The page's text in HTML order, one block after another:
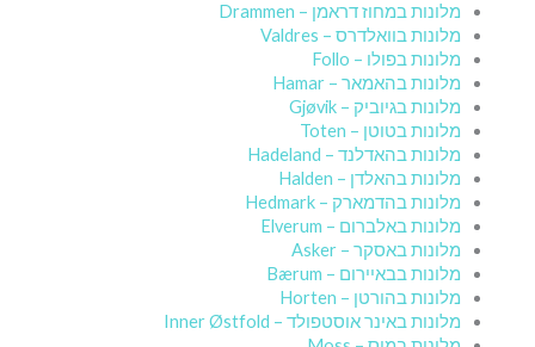
מלונות במחוז דראמן – Drammen
מלונות בוואלדרס – Valdres
מלונות בפולו – Follo
מלונות בהאמאר – Hamar
מלונות בגיוביק – Gjøvik
מלונות בטוטן – Toten
מלונות בהאדלנד – Hadeland
מלונות בהאלדן – Halden
מלונות בהדמארק – Hedmark
מלונות באלברום – Elverum
מלונות באסקר – Asker
מלונות בבאיירום – Bærum
מלונות בהורטן – Horten
מלונות באינר אוסטפולד – Inner Østfold